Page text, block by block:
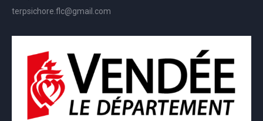
terpsichore.flc@gmail.com